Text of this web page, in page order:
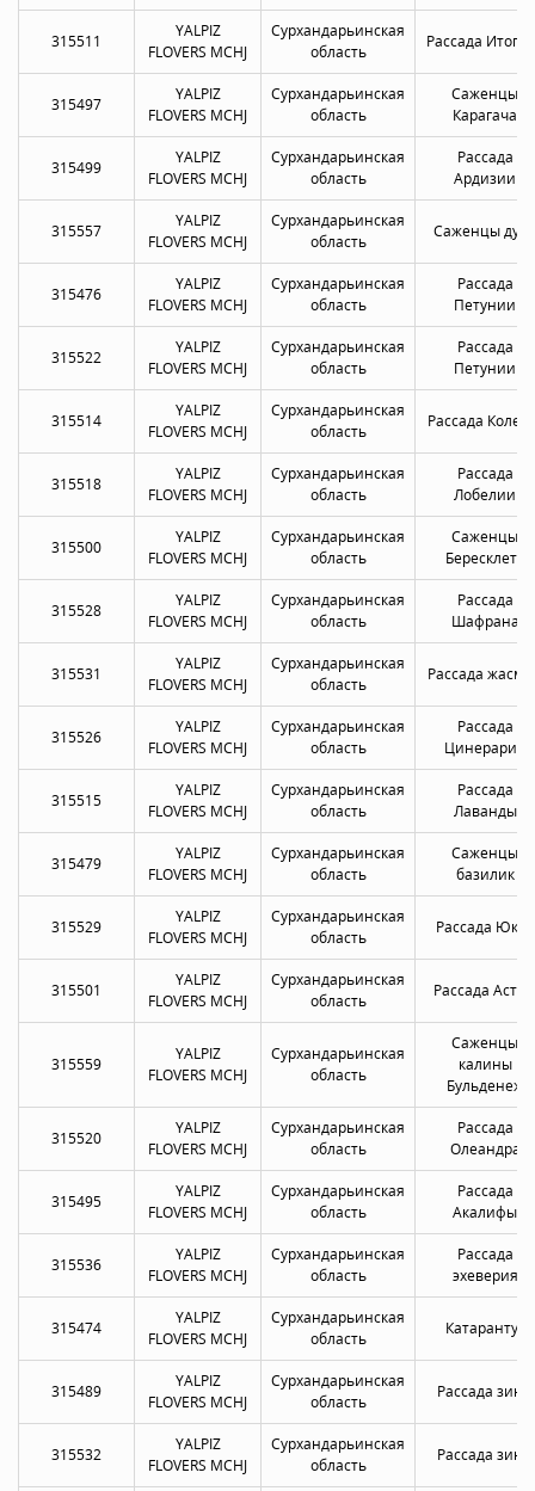
315511
YALPIZ
FLOVERS MCHJ
Сурхандарьинская
область
Рассада
315497
YALPIZ
FLOVERS MCHJ
Сурхандарьинская
область
Саженцы
Карагача
315499
YALPIZ
FLOVERS MCHJ
Сурхандарьинская
область
Рассада
Ардизии
315557
YALPIZ
FLOVERS MCHJ
Сурхандарьинская
область
Саженцы дуба
315476
YALPIZ
FLOVERS MCHJ
Сурхандарьинская
область
Рассада
Петунии
315522
YALPIZ
FLOVERS MCHJ
Сурхандарьинская
область
Рассада
Петунии
315514
YALPIZ
FLOVERS MCHJ
Сурхандарьинская
область
Рассада
315518
YALPIZ
FLOVERS MCHJ
Сурхандарьинская
область
Рассада
Лобелии
315500
YALPIZ
FLOVERS MCHJ
Сурхандарьинская
область
Саженцы
Бересклета
315528
YALPIZ
FLOVERS MCHJ
Сурхандарьинская
область
Рассада
Шафрана
315531
YALPIZ
FLOVERS MCHJ
Сурхандарьинская
область
Рассада
315526
YALPIZ
FLOVERS MCHJ
Сурхандарьинская
область
Рассада
Цинерарии
315515
YALPIZ
FLOVERS MCHJ
Сурхандарьинская
область
Рассада
Лаванды
315479
YALPIZ
FLOVERS MCHJ
Сурхандарьинская
область
Саженцы
базилик
315529
YALPIZ
FLOVERS MCHJ
Сурхандарьинская
область
Рассада Юкки
315501
YALPIZ
FLOVERS MCHJ
Сурхандарьинская
область
Рассада Астры
315559
YALPIZ
FLOVERS MCHJ
Сурхандарьинская
область
Саженцы
калины
Бульденеж
315520
YALPIZ
FLOVERS MCHJ
Сурхандарьинская
область
Рассада
Олеандра
315495
YALPIZ
FLOVERS MCHJ
Сурхандарьинская
область
Рассада
Акалифы
315536
YALPIZ
FLOVERS MCHJ
Сурхандарьинская
область
Рассада
эхеверия
315474
YALPIZ
FLOVERS MCHJ
Сурхандарьинская
область
Катарантус
315489
YALPIZ
FLOVERS MCHJ
Сурхандарьинская
область
Рассада зины
315532
YALPIZ
FLOVERS MCHJ
Сурхандарьинская
область
Рассада зины